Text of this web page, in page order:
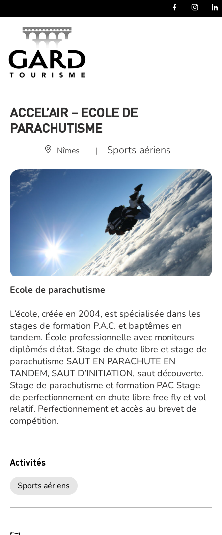
ACCEL’AIR – ECOLE DE
PARACHUTISME
Nîmes | Sports aériens
Ecole de parachutisme
L’école, créée en 2004, est spécialisée dans les
stages de formation P.A.C. et baptêmes en
tandem. École professionnelle avec moniteurs
diplômés d’état. Stage de chute libre et stage de
parachutisme SAUT EN PARACHUTE EN
TANDEM, SAUT D’INITIATION, saut découverte.
Stage de parachutisme et formation PAC Stage
de perfectionnement en chute libre free fly et vol
relatif. Perfectionnement et accès au brevet de
compétition.
Activités
Sports aériens